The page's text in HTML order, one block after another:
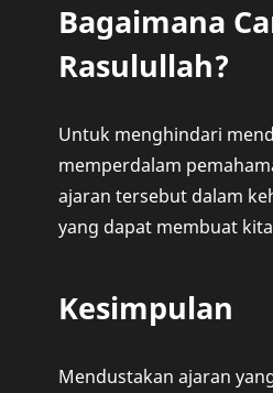
Bagaimana
Rasulullah?
Untuk menghindari
memperdalam
ajaran tersebut dalam
yang dapat membuat
Kesimpulan
Mendustakan ajaran